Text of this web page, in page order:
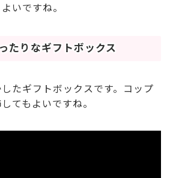
いですね。
たりなギフトボックス
たギフトボックスです。コップ
てもよいですね。